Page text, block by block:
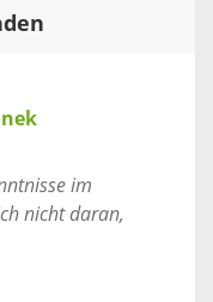
im
nicht daran,